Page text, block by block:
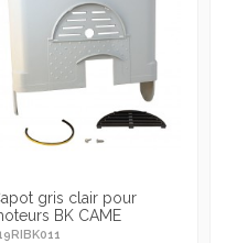
gris clair pour
BK CAME